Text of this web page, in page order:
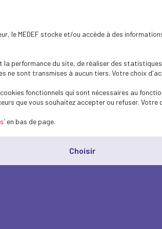
le MEDEF stocke et/ou accède à des
performance du site, de réaliser des
ne sont transmises à aucun tiers. Votre choix
fonctionnels qui sont nécessaires au
que vous souhaitez accepter ou refuser. Votre
en bas de page.
Choisir